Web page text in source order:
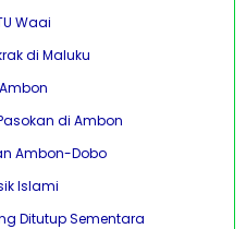
Waai
di Maluku
di Ambon
Ambon-Dobo
Islami
Ditutup Sementara